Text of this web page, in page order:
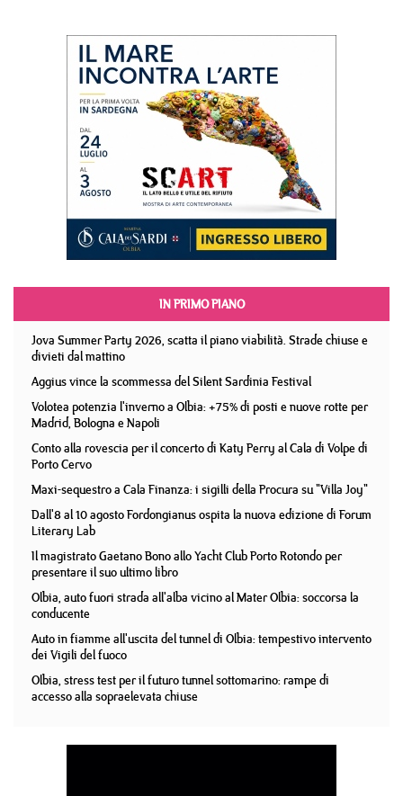
IN PRIMO PIANO
Jova Summer Party 2026, scatta il piano viabilità. Strade chiuse e
divieti dal mattino
Aggius vince la scommessa del Silent Sardinia Festival
Volotea potenzia l'inverno a Olbia: +75% di posti e nuove rotte per
Madrid, Bologna e Napoli
Conto alla rovescia per il concerto di Katy Perry al Cala di Volpe di
Porto Cervo
Maxi-sequestro a Cala Finanza: i sigilli della Procura su "Villa Joy"
Dall'8 al 10 agosto Fordongianus ospita la nuova edizione di Forum
Literary Lab
Il magistrato Gaetano Bono allo Yacht Club Porto Rotondo per
presentare il suo ultimo libro
Olbia, auto fuori strada all'alba vicino al Mater Olbia: soccorsa la
conducente
Auto in fiamme all'uscita del tunnel di Olbia: tempestivo intervento
dei Vigili del fuoco
Olbia, stress test per il futuro tunnel sottomarino: rampe di
accesso alla sopraelevata chiuse